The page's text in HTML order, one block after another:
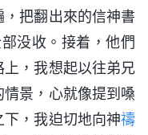
把翻出來的信神書
没收。接着，他們
，我想起以往弟兄
景，心就像提到嗓
，我迫切地向神禱